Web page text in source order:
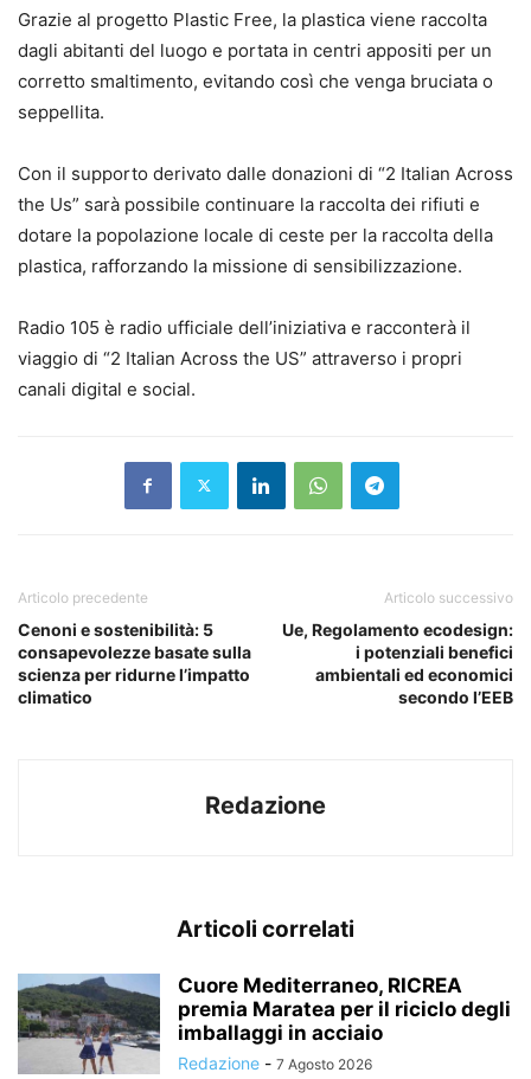
Grazie al progetto Plastic Free, la plastica viene raccolta
dagli abitanti del luogo e portata in centri appositi per un
corretto smaltimento, evitando così che venga bruciata o
seppellita.
Con il supporto derivato dalle donazioni di “2 Italian Across
the Us” sarà possibile continuare la raccolta dei rifiuti e
dotare la popolazione locale di ceste per la raccolta della
plastica, rafforzando la missione di sensibilizzazione.
Radio 105 è radio ufficiale dell’iniziativa e racconterà il
viaggio di “2 Italian Across the US” attraverso i propri
canali digital e social.
Articolo precedente
Cenoni e sostenibilità: 5
consapevolezze basate sulla
scienza per ridurne l’impatto
climatico
Articolo successivo
Ue, Regolamento ecodesign:
i potenziali benefici
ambientali ed economici
secondo l’EEB
Redazione
Articoli correlati
Cuore Mediterraneo, RICREA
premia Maratea per il riciclo degli
imballaggi in acciaio
Redazione - 7 Agosto 2026